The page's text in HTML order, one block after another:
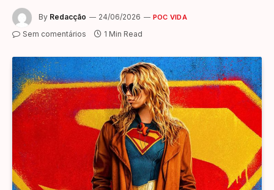
By Redacção 24/06/2026 POC VIDA
Sem comentários 1 Min Read